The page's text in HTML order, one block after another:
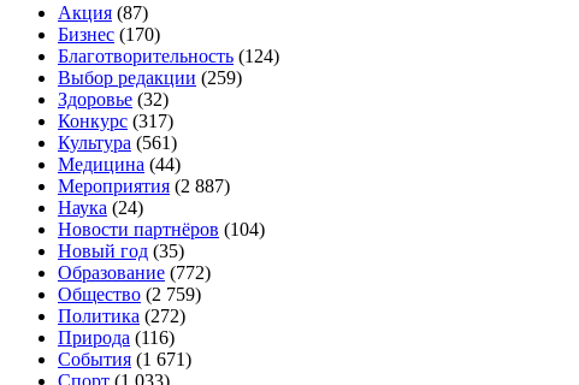
Акция (87)
Бизнес (170)
Благотворительность (124)
Выбор редакции (259)
Здоровье (32)
Конкурс (317)
Культура (561)
Медицина (44)
Мероприятия (2 887)
Наука (24)
Новости партнёров (104)
Новый год (35)
Образование (772)
Общество (2 759)
Политика (272)
Природа (116)
События (1 671)
Спорт (1 033)